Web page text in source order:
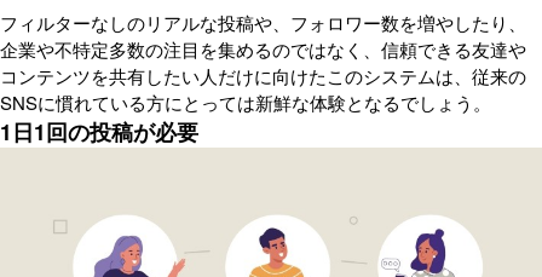
フィルターなしのリアルな投稿や、フォロワー数を増やしたり、
企業や不特定多数の注目を集めるのではなく、信頼できる友達や
コンテンツを共有したい人だけに向けたこのシステムは、従来の
SNSに慣れている方にとっては新鮮な体験となるでしょう。
1日1回の投稿が必要